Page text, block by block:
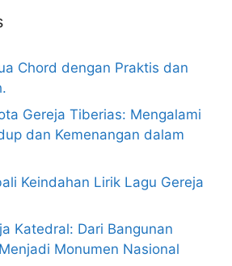
Chord dengan Praktis dan
Gereja Tiberias: Mengalami
dan Kemenangan dalam
Keindahan Lirik Lagu Gereja
Katedral: Dari Bangunan
Monumen Nasional